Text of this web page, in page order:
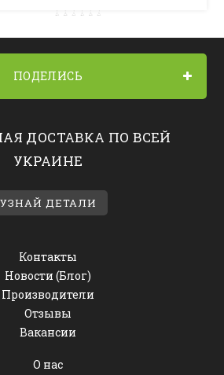
ПОДЕЛИСЬ
ДОСТАВКА ПО ВСЕЙ
УКРАИНЕ
УЗНАЙ ДЕТАЛИ
Контакты
Новости (Блог)
Производители
Отзывы
Вакансии
О нас